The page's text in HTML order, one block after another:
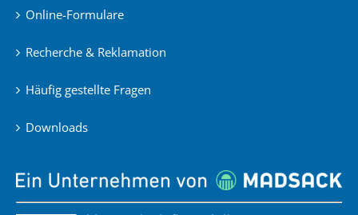
Online-Formulare
Recherche & Reklamation
Häufig gestellte Fragen
Downloads